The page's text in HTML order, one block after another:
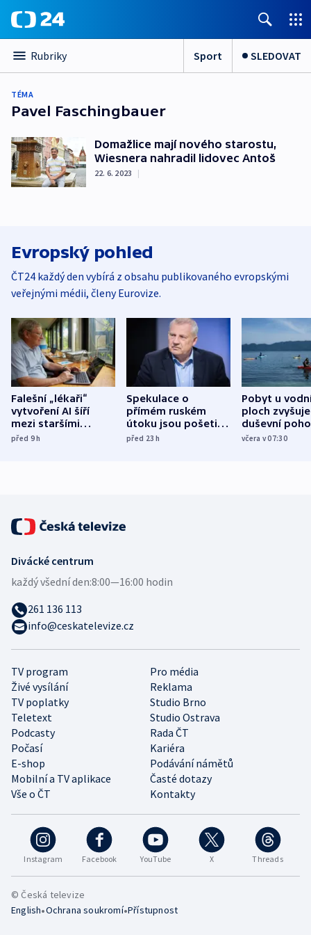
Rubriky Sport SLEDOVAT
TÉMA
Pavel Faschingbauer
Domažlice mají nového starostu,
Wiesnera nahradil lidovec Antoš
22. 6. 2023 |
Evropský pohled
ČT24 každý den vybírá z obsahu publikovaného evropskými
veřejnými médii, členy Eurovize.
Falešní „lékaři“
vytvoření AI šíří
mezi staršími
Poláky nebezpečné
před 9h
Spekulace o
přímém ruském
útoku jsou pošetilé,
míní estonský
před 23h
Pobyt u
ploch zvyšuje
duševní
ukázala
včera v 07:30
Instagram Facebook YouTube X Threads
TV program
Pro média
Živé vysílání
Reklama
TV poplatky
Studio Brno
Teletext
Studio Ostrava
Podcasty
Rada ČT
Počasí
Kariéra
E-shop
Podávání námětů
Mobilní a TV aplikace
Časté dotazy
Vše o ČT
Kontakty
Divácké centrum
každý všední den:8:00—16:00 hodin
261 136 113
info@ceskatelevize.cz
© Česká televize
English•Ochrana soukromí•Přístupnost